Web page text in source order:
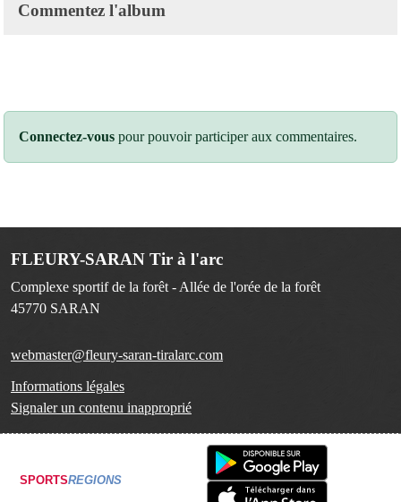
Commentez l'album
Connectez-vous pour pouvoir participer aux commentaires.
FLEURY-SARAN Tir à l'arc
Complexe sportif de la forêt - Allée de l'orée de la forêt
45770 SARAN
webmaster@fleury-saran-tiralarc.com
Informations légales
Signaler un contenu inapproprié
SPORTSREGIONS